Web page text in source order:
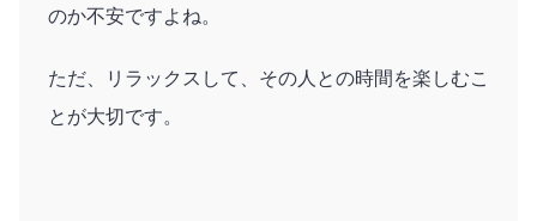
のか不安ですよね。
ただ、リラックスして、その人との時間を楽しむこ
とが大切です。